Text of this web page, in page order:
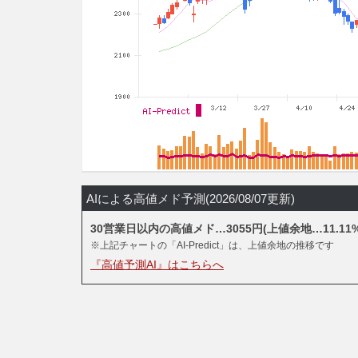
AIによる高値メド予測(2026/08/07更新)
30営業日以内の高値メド…3055円(上値余地
※上記チャートの「AI-Predict」は、上値余地の推移です
『高値予測AI』はこちらへ